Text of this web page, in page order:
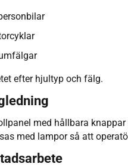
efter hjultyp och fälg.
med hållbara
med lampor så att